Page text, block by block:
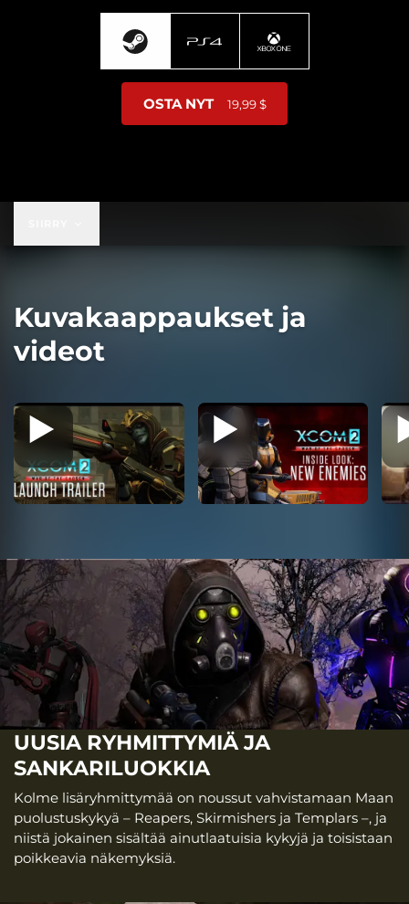
OSTA NYT 19,99 $
Kuvakaappaukset ja
videot
UUSIA RYHMITTYMIÄ JA
SANKARILUOKKIA
Kolme lisäryhmittymää on noussut vahvistamaan Maan
puolustuskykyä – Reapers, Skirmishers ja Templars –, ja
niistä jokainen sisältää ainutlaatuisia kykyjä ja toisistaan
poikkeavia näkemyksiä.